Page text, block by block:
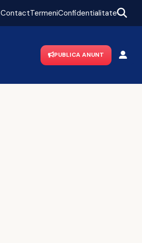
Mega-poiect în Neamț! Se construiește un spital de aproape 1,7 miliarde de lei, cu 469 de paturi
ContactTermeniConfidentialitate
PUBLICA ANUNT